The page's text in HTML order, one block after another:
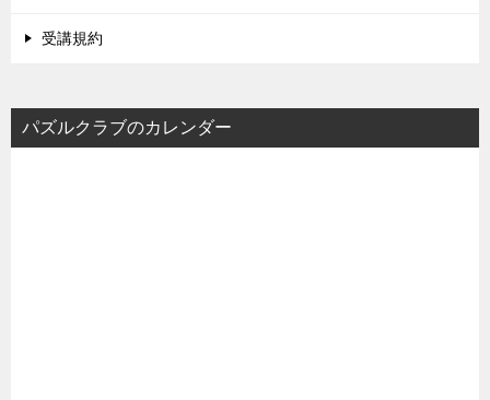
受講規約
パズルクラブのカレンダー